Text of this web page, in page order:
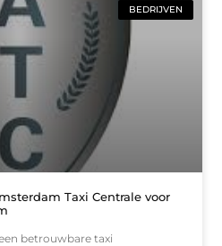
BEDRIJVEN
Taxi Centrale voor
betrouwbare taxi